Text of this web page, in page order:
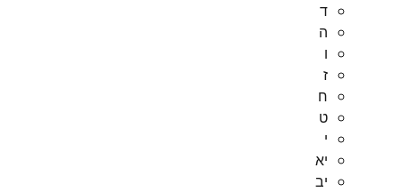
ד
ה
ו
ז
ח
ט
י
יא
יב